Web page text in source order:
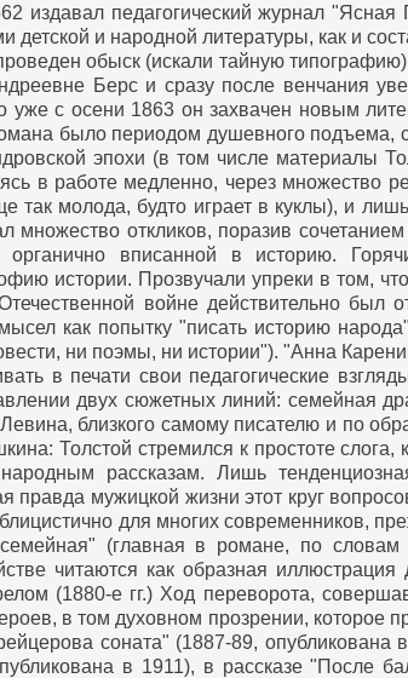
издавал педагогический журнал "Ясная
и народной литературы, как и
обыск (искали тайную
Берс и сразу после венчания
уже с осени 1863 он захвачен новым
было периодом душевного подъема,
эпохи (в том числе материалы
в работе медленно, через множество
так молода, будто играет в куклы), и
откликов, поразив
вписанной в историю.
истории. Прозвучали упреки в том,
войне действительно был
как попытку "писать историю
ни поэмы, ни истории"). "Анна
в печати свои педагогические
двух сюжетных линий: семейная
близкого самому писателю и по
Толстой стремился к простоте слога,
рассказам. Лишь
мужицкой жизни этот круг
для многих современников,
(главная в романе, по словам
читаются как образная иллюстрация
(1880-е гг.) Ход переворота,
в том духовном прозрении, которое
соната" (1887-89, опубликована
в 1911), в рассказе "После